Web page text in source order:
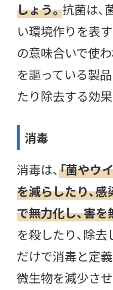
しょう。抗菌は、
い環境作りを表
の意味合いで使わ
を謳っている製
たり除去する効
消毒
消毒は、「菌やウ
を減らしたり、
で無力化し、害を
を殺したり、除
だけで消毒と定
微生物を減少さ